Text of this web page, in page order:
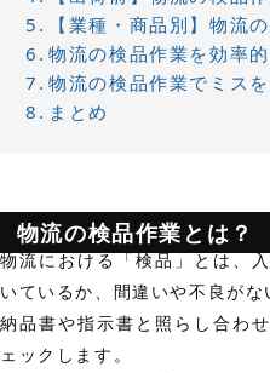
【業種・商品別】物流
物流の検品作業を効率
物流の検品作業でミス
まとめ
物流の検品作業とは？
物流における「検品」とは、
いているか、間違いや不良がな
納品書や指示書と照らし合わ
ェックします。